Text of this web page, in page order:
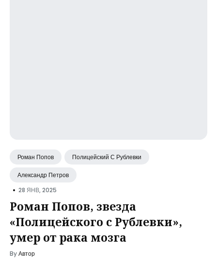
Роман Попов Полицейский С Рублевки
Александр Петров
• 28 ЯНВ, 2025
Роман Попов, звезда
«Полицейского с Рублевки»,
умер от рака мозга
ByАвтор